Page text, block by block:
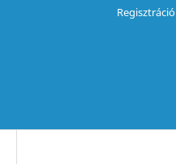
Regisztráció